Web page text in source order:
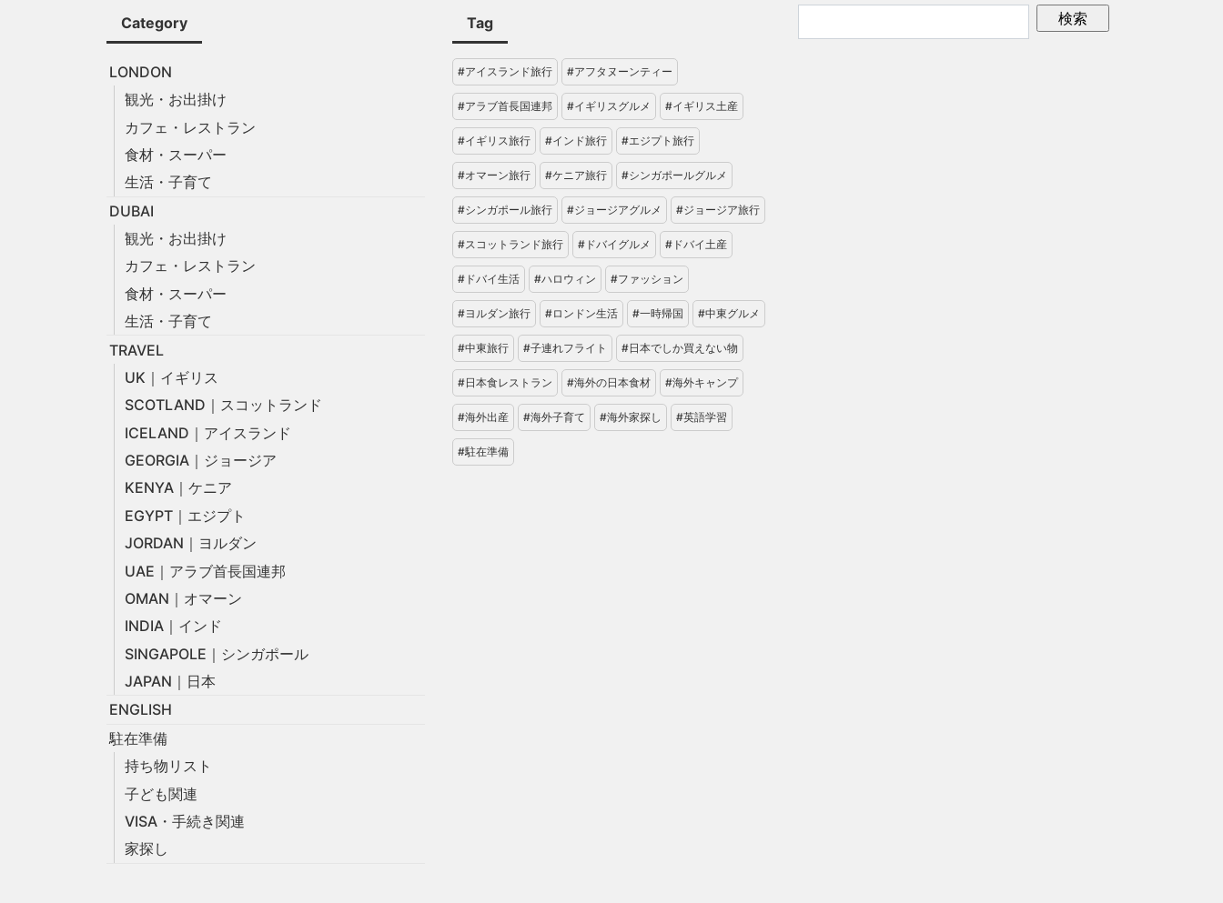
Category
LONDON
観光・お出掛け
カフェ・レストラン
食材・スーパー
生活・子育て
DUBAI
観光・お出掛け
カフェ・レストラン
食材・スーパー
生活・子育て
TRAVEL
UK｜イギリス
SCOTLAND｜スコットランド
ICELAND｜アイスランド
GEORGIA｜ジョージア
KENYA｜ケニア
EGYPT｜エジプト
JORDAN｜ヨルダン
UAE｜アラブ首長国連邦
OMAN｜オマーン
INDIA｜インド
SINGAPOLE｜シンガポール
JAPAN｜日本
ENGLISH
駐在準備
持ち物リスト
子ども関連
VISA・手続き関連
家探し
Tag
#アイスランド旅行 #アフタヌーンティー
#アラブ首長国連邦 #イギリスグルメ #イギリス土産
#イギリス旅行 #インド旅行 #エジプト旅行
#オマーン旅行 #ケニア旅行 #シンガポールグルメ
#シンガポール旅行 #ジョージアグルメ #ジョージア旅行
#スコットランド旅行 #ドバイグルメ #ドバイ土産
#ドバイ生活 #ハロウィン #ファッション
#ヨルダン旅行 #ロンドン生活 #一時帰国 #中東グルメ
#中東旅行 #子連れフライト #日本でしか買えない物
#日本食レストラン #海外の日本食材 #海外キャンプ
#海外出産 #海外子育て #海外家探し #英語学習
#駐在準備